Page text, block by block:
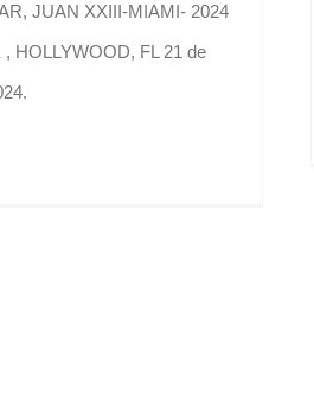
JUAN XXIII-MIAMI- 2024
, HOLLYWOOD, FL 21 de